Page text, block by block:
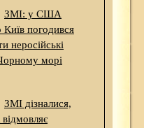
ЗМІ: у США
погодився
неросійські
морі
ЗМІ дізналися,